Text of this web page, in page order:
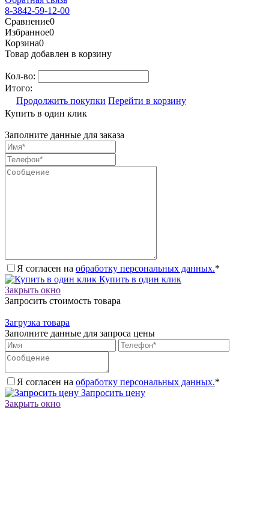
8-3842-59-12-00
Сравнение0
Избранное0
Корзина0
Товар добавлен в корзину
Кол-во:
Итого:
Продолжить покупки Перейти в корзину
Купить в один клик
Заполните данные для заказа
Я согласен на обработку персональных данных.*
Купить в один клик
Закрыть окно
Запросить стоимость товара
Загрузка товара
Заполните данные для запроса цены
Я согласен на обработку персональных данных.*
Запросить цену
Закрыть окно